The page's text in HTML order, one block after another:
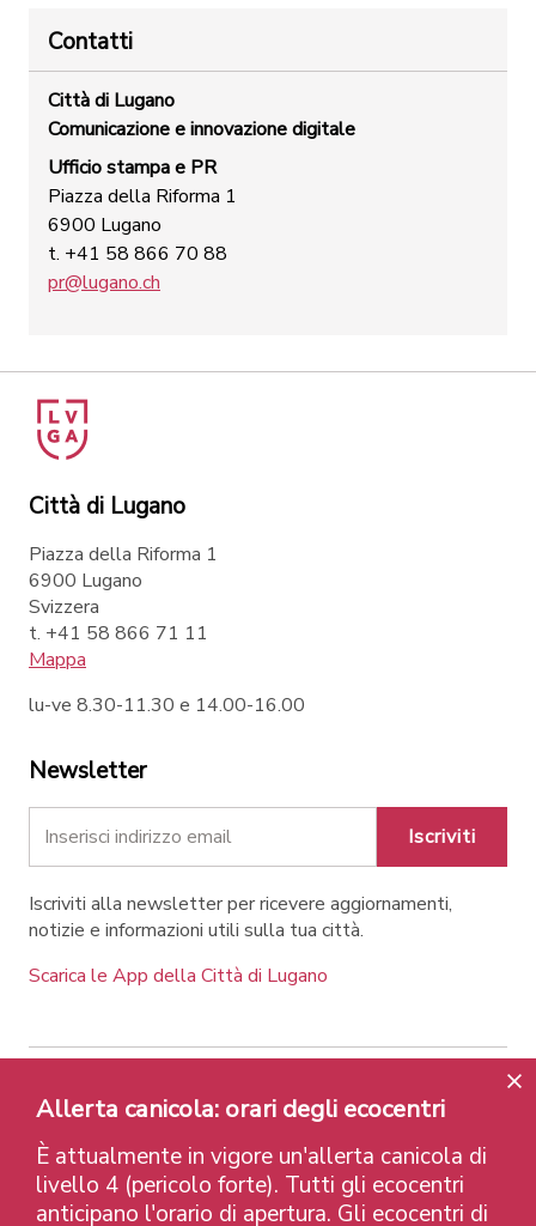
Contatti
Città di Lugano
Comunicazione e innovazione digitale
Ufficio stampa e PR
Piazza della Riforma 1
6900 Lugano
t. +41 58 866 70 88
pr@lugano.ch
Città di Lugano
Piazza della Riforma 1
6900 Lugano
Svizzera
t. +41 58 866 71 11
Mappa
lu-ve 8.30-11.30 e 14.00-16.00
Newsletter
Iscriviti
Iscriviti alla newsletter per ricevere aggiornamenti,
notizie e informazioni utili sulla tua città.
Scarica le App della Città di Lugano
Contatti Link Note legali
Privacy Policy
Label e riconoscimenti
Credits
© 2026 Città di Lugano
Allerta canicola: orari degli ecocentri
È attualmente in vigore un'allerta canicola di
livello 4 (pericolo forte). Tutti gli ecocentri
anticipano l'orario di apertura. Gli ecocentri di